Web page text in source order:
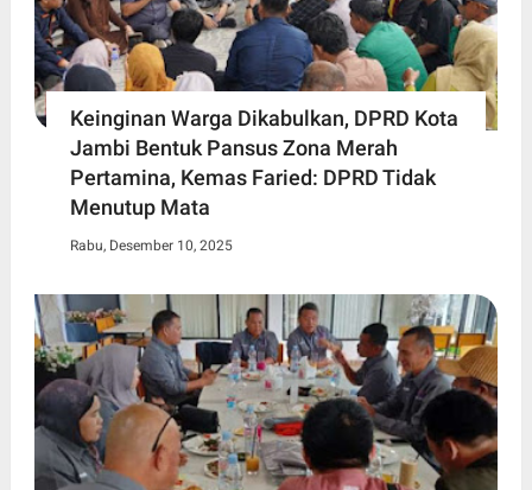
Keinginan Warga Dikabulkan, DPRD Kota
Jambi Bentuk Pansus Zona Merah
Pertamina, Kemas Faried: DPRD Tidak
Menutup Mata
Rabu, Desember 10, 2025